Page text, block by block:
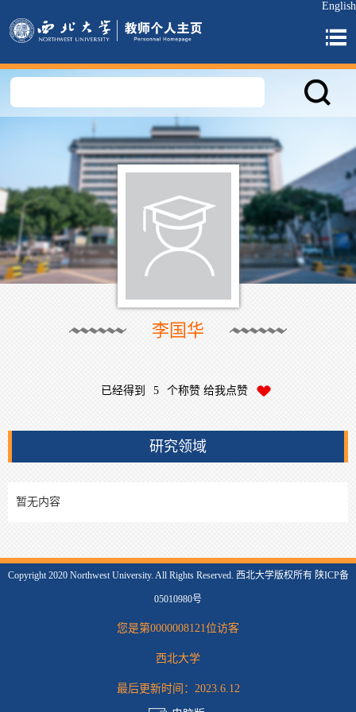
English
李国华
已经得到 5 个称赞 给我点赞
研究领域
暂无内容
Copyright 2020 Northwest University. All Rights Reserved. 西北大学版权所有 陕ICP备
05010980号
您是第0000008121位访客
西北大学
最后更新时间： 2023.6.12